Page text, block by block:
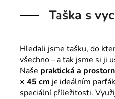
Taška s
Hledali jsme tašku, do
všechno – a tak jsme si ji
Naše praktická a
× 45 cm je ideálním
speciální příležitosti.